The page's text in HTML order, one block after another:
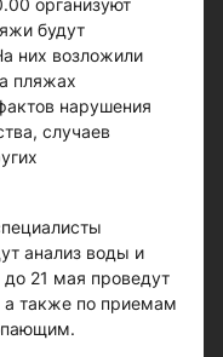
будут
них возложили
пляжах
нарушения
случаев
анализ воды и
21 мая проведут
а также по приемам